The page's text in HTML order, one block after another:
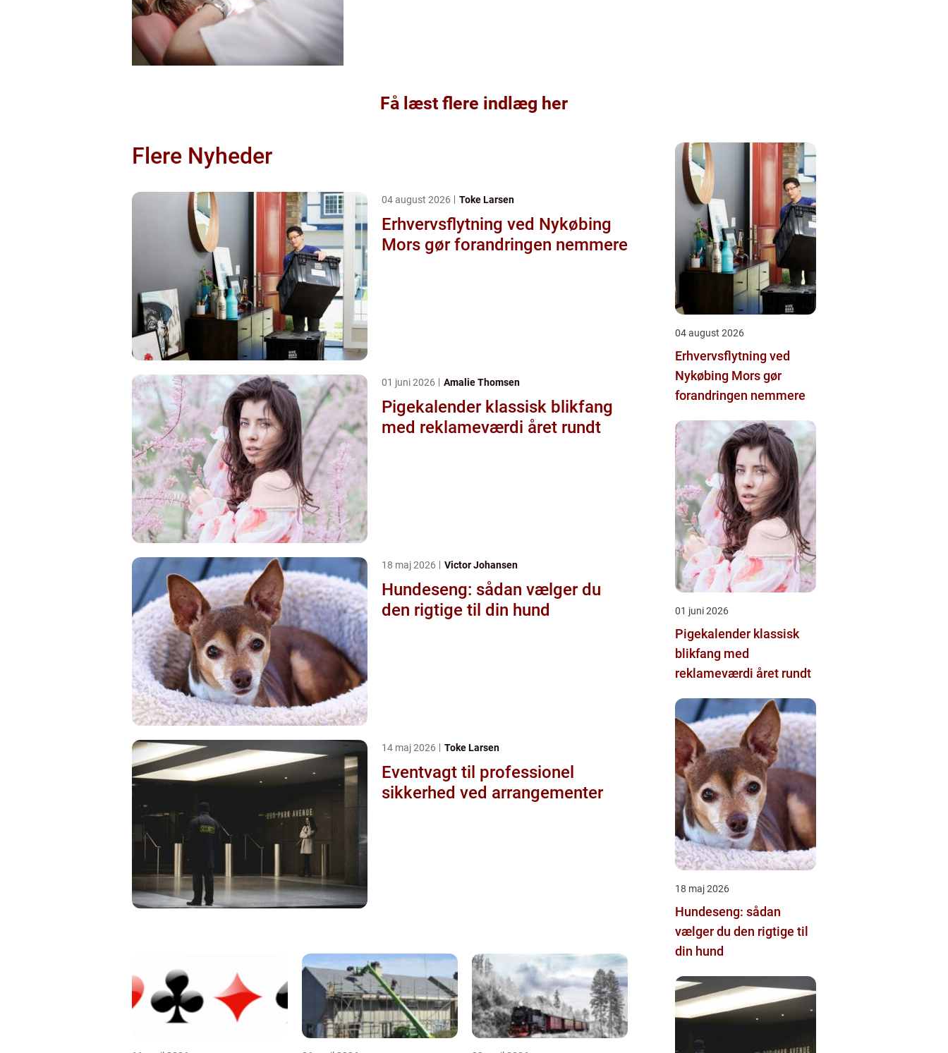
Få læst flere indlæg her
Flere Nyheder
04 august 2026 Toke Larsen
Erhvervsflytning ved Nykøbing
Mors gør forandringen nemmere
01 juni 2026 Amalie Thomsen
Pigekalender klassisk blikfang
med reklameværdi året rundt
18 maj 2026 Victor Johansen
Hundeseng: sådan vælger du
den rigtige til din hund
14 maj 2026 Toke Larsen
Eventvagt til professionel
sikkerhed ved arrangementer
04 august 2026
Erhvervsflytning ved
Nykøbing Mors gør
forandringen nemmere
01 juni 2026
Pigekalender klassisk
blikfang med
reklameværdi året rundt
18 maj 2026
Hundeseng: sådan
vælger du den rigtige til
din hund